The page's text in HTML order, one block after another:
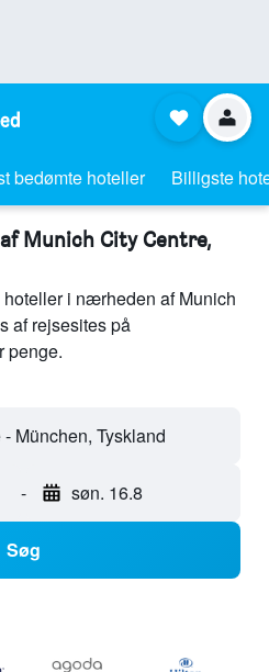
bedømte hoteller Billigste
Munich City Centre,
i nærheden af Munich
af rejsesites på
penge.
München, Tyskland
- søn. 16.8
Søg